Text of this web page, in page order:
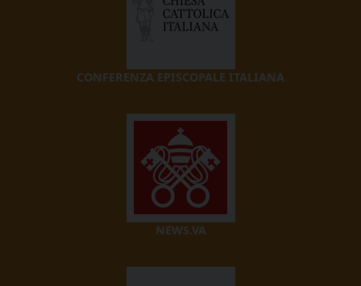
CONFERENZA EPISCOPALE ITALIANA
NEWS.VA